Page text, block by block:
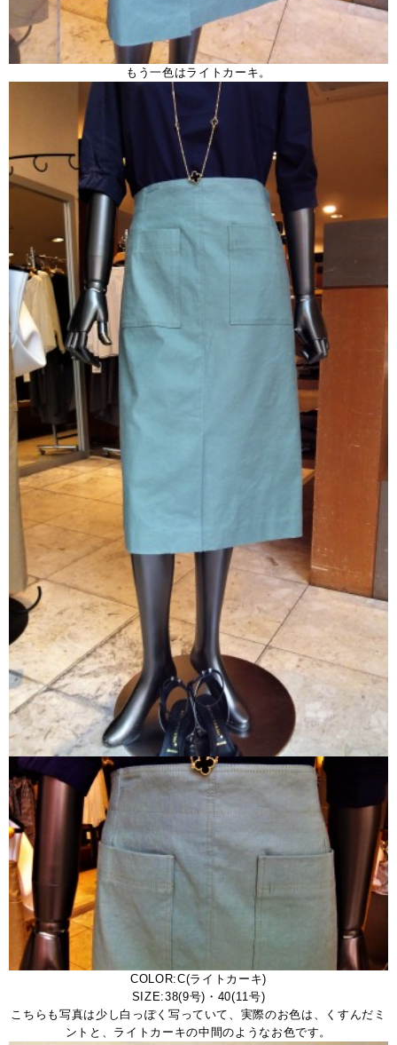
もう一色はライトカーキ。
COLOR:C(ライトカーキ)
SIZE:38(9号)・40(11号)
こちらも写真は少し白っぽく写っていて、実際のお色は、くすんだミ
ントと、ライトカーキの中間のようなお色です。